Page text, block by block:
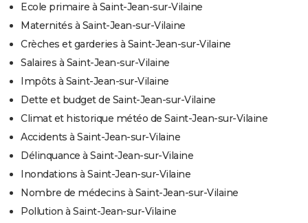
Ecole primaire à Saint-Jean-sur-Vilaine
Maternités à Saint-Jean-sur-Vilaine
Crèches et garderies à Saint-Jean-sur-Vilaine
Salaires à Saint-Jean-sur-Vilaine
Impôts à Saint-Jean-sur-Vilaine
Dette et budget de Saint-Jean-sur-Vilaine
Climat et historique météo de Saint-Jean-sur-Vilaine
Accidents à Saint-Jean-sur-Vilaine
Délinquance à Saint-Jean-sur-Vilaine
Inondations à Saint-Jean-sur-Vilaine
Nombre de médecins à Saint-Jean-sur-Vilaine
Pollution à Saint-Jean-sur-Vilaine